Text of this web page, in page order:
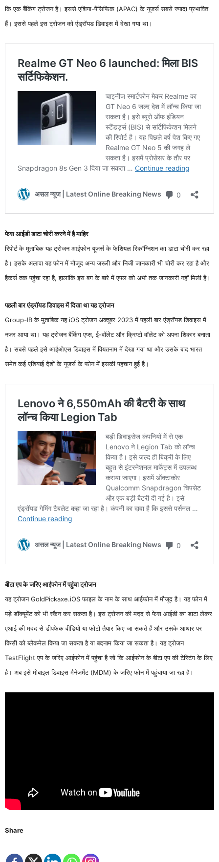
कि एक बैंकिंग ट्रोजन है। इससे एशिया-पैसिफिक (APAC) के यूजर्स सबसे ज्यादा प्रभावित
हैं। इससे पहले इस ट्रोजन को एंड्रॉयड डिवाइस में देखा गया था।
फेस आईडी डाटा चोरी करने में है माहिर
रिपोर्ट के मुताबिक यह ट्रोजन आईफोन यूजर्स के फेशियल रिकॉग्निशन का डाटा चोरी कर रहा
है। इसके अलावा यह फोन में मौजूद अन्य जरूरी और निजी जानकारी भी चोरी कर रहा है और
हैकर्स तक पहुंचा रहा है, हालांकि इस बग के बारे में एपल को अभी तक जानकारी नहीं मिली है।
पहली बार एंड्रॉयड डिवाइस में दिखा था यह ट्रोजन
Group-IB के मुताबिक यह iOS ट्रोजन अक्तूबर 2023 में पहली बार एंड्रॉयड डिवाइस में
नजर आया था। यह ट्रोजन बैंकिंग एप्स, ई-वॉलेट और क्रिप्टो वॉलेट को अपना शिकार बनाता
है। सबसे पहले इसे आईओएस डिवाइस में वियतनाम में देखा गया था और उसके बाद भारत
समेत कई एशियाई देशों के यूजर्स के फोन में इसकी पहचान हुई है।
बीटा एप के जरिए आईफोन में पहुंचा ट्रोजन
यह ट्रोजन GoldPickaxe.iOS फाइल के नाम के साथ आईफोन में मौजूद है। यह फोन में
पड़े डॉक्यूमेंट को भी स्कैन कर सकता है। इस ट्रोजन की मदद से फेस आईडी का डाटा लेकर
एआई की मदद से डीपफेक वीडियो या फोटो तैयार किए जा सकते हैं और उसके आधार पर
किसी को ब्लैकमेल किया जा सकता है या बदनाम किया जा सकता है। यह ट्रोजन
TestFlight एप के जरिए आईफोन में पहुंचा है जो कि आईफोन के बीटा एप की टेस्टिंग के लिए
है। अब इसे मोबाइल डिवाइस मैनेजमेंट (MDM) के जरिए फोन में पहुंचाया जा रहा है।
Share